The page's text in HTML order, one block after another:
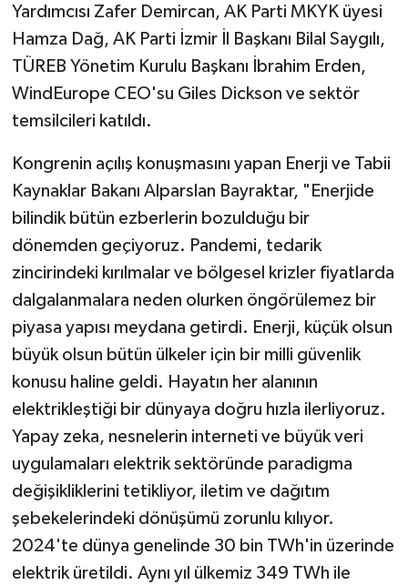
Yardımcısı Zafer Demircan, AK Parti MKYK üyesi
Hamza Dağ, AK Parti İzmir İl Başkanı Bilal Saygılı,
TÜREB Yönetim Kurulu Başkanı İbrahim Erden,
WindEurope CEO'su Giles Dickson ve sektör
temsilcileri katıldı.
Kongrenin açılış konuşmasını yapan Enerji ve Tabii
Kaynaklar Bakanı Alparslan Bayraktar, "Enerjide
bilindik bütün ezberlerin bozulduğu bir
dönemden geçiyoruz. Pandemi, tedarik
zincirindeki kırılmalar ve bölgesel krizler fiyatlarda
dalgalanmalara neden olurken öngörülemez bir
piyasa yapısı meydana getirdi. Enerji, küçük olsun
büyük olsun bütün ülkeler için bir milli güvenlik
konusu haline geldi. Hayatın her alanının
elektrikleştiği bir dünyaya doğru hızla ilerliyoruz.
Yapay zeka, nesnelerin interneti ve büyük veri
uygulamaları elektrik sektöründe paradigma
değişikliklerini tetikliyor, iletim ve dağıtım
şebekelerindeki dönüşümü zorunlu kılıyor.
2024'te dünya genelinde 30 bin TWh'in üzerinde
elektrik üretildi. Aynı yıl ülkemiz 349 TWh ile